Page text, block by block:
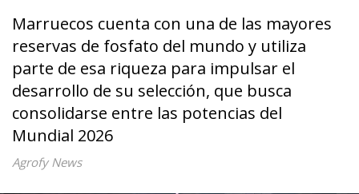
Marruecos cuenta con una de las mayores
reservas de fosfato del mundo y utiliza
parte de esa riqueza para impulsar el
desarrollo de su selección, que busca
consolidarse entre las potencias del
Mundial 2026
Agrofy News